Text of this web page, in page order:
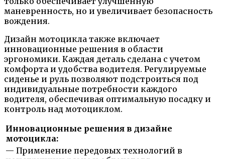
маневренность, но и увеличивает безопасность
вождения.
Дизайн мотоцикла также включает
инновационные решения в области
эргономики. Каждая деталь сделана с учетом
комфорта и удобства водителя. Регулируемые
сиденье и руль позволяют подстроиться под
индивидуальные потребности каждого
водителя, обеспечивая оптимальную посадку и
контроль над мотоциклом.
Инновационные решения в дизайне
мотоцикла:
— Применение передовых технологий в